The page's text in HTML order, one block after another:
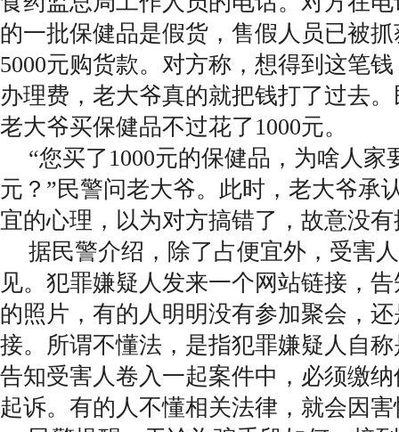
的一批保健品是假货，售假人员已被
5000元购货款。对方称，想得到这笔
办理费，老大爷真的就把钱打了过去
老大爷买保健品不过花了1000元。
“您买了1000元的保健品，为啥人家
元？”民警问老大爷。此时，老大爷承
宜的心理，以为对方搞错了，故意没
据民警介绍，除了占便宜外，受害
见。犯罪嫌疑人发来一个网站链接，
的照片，有的人明明没有参加聚会，
接。所谓不懂法，是指犯罪嫌疑人自
告知受害人卷入一起案件中，必须缴
起诉。有的人不懂相关法律，就会因